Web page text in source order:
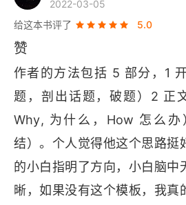
2022-03-05
给这本书评了
5.0
赞
作者的方法包括 5 部分，1
题，剖出话题，破题）2 正
Why, 为什么， How 怎么办
结）。个人觉得他这个思路挺
的小白指明了方向，小白脑中
晰，如果没有这个模板，我真